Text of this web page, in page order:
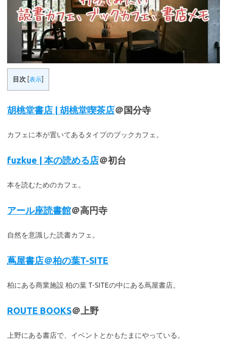
目次 表示
胡桃堂書店 | 胡桃堂喫茶店＠国分寺
カフェに本が置いてあるタイプのブックカフェ。
fuzkue | 本の読める店＠初台
本を読むためのカフェ。
アール座読書館＠高円寺
自然を意識した読書カフェ。
蔦屋書店＠柏の葉T-SITE
柏にある商業施設 柏の葉 T-SITEの中にある蔦屋書店。
ROUTE BOOKS＠上野
上野にある書店で、イベントとかもたまにやっている。